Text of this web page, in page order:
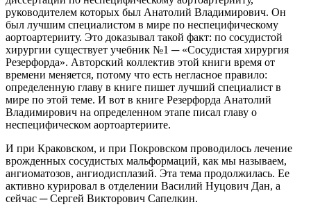
руководителем которых был Анатолий Владимирович. Он
был лучшим специалистом в мире по неспецифическому
аортоартерииту. Это доказывал такой факт: по сосудистой
хирургии существует учебник №1 ─ «Сосудистая хирургия
Резерфорда». Авторский коллектив этой книги время от
времени меняется, потому что есть негласное правило:
определенную главу в книге пишет лучший специалист в
мире по этой теме. И вот в книге Резерфорда Анатолий
Владимирович на определенном этапе писал главу о
неспецифическом аортоартериите.
И при Краковском, и при Покровском проводилось лечение
врожденных сосудистых мальформаций, как мы называем,
ангиоматозов, ангиодисплазий. Эта тема продолжилась. Ее
активно курировал в отделении Василий Нуцович Дан, а
сейчас ─ Сергей Викторович Сапелкин.